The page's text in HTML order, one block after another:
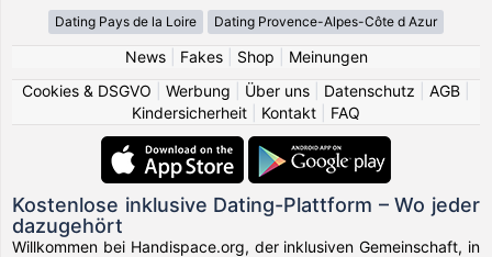
Dating Pays de la Loire Dating Provence-Alpes-Côte d Azur
News| Fakes| Shop
Meinungen
Cookies & DSGVO
Werbung Über uns Datenschutz AGB
Kindersicherheit
Kontakt FAQ
Kostenlose inklusive Dating-Plattform – Wo jeder
dazugehört
Willkommen bei Handispace.org, der inklusiven Gemeinschaft, in